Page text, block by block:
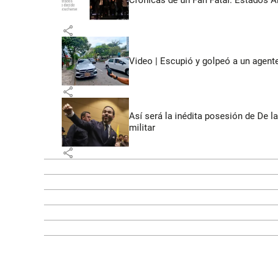
share
Video | Escupió y golpeó a un
share
Así será la inédita posesión de De
militar
share